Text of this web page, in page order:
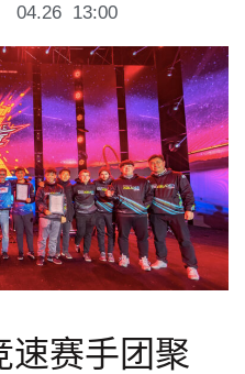
04.26 13:00
速赛手团聚